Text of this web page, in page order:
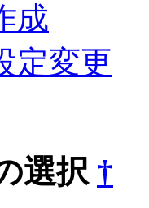
成
定変更
選択 †